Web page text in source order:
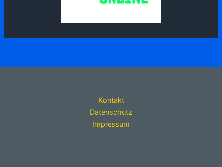
Kontakt
Datenschutz
Impressum